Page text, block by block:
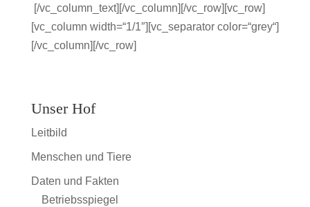
[/vc_column_text][/vc_column][/vc_row][vc_row]
[vc_column width=“1/1″][vc_separator color=“grey“]
[/vc_column][/vc_row]
Unser Hof
Leitbild
Menschen und Tiere
Daten und Fakten
Betriebsspiegel